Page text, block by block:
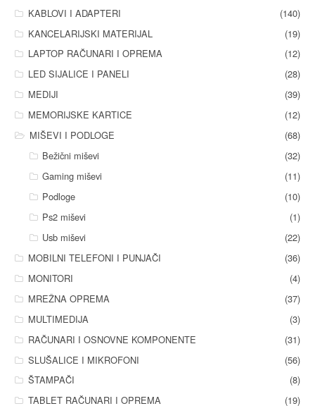
KABLOVI I ADAPTERI
(140)
KANCELARIJSKI MATERIJAL
(19)
LAPTOP RAČUNARI I OPREMA
(12)
LED SIJALICE I PANELI
(28)
MEDIJI
(39)
MEMORIJSKE KARTICE
(12)
MIŠEVI I PODLOGE
(68)
Bežični miševi
(32)
Gaming miševi
(11)
Podloge
(10)
Ps2 miševi
(1)
Usb miševi
(22)
MOBILNI TELEFONI I PUNJAČI
(36)
MONITORI
(4)
MREŽNA OPREMA
(37)
MULTIMEDIJA
(3)
RAČUNARI I OSNOVNE KOMPONENTE
(31)
SLUŠALICE I MIKROFONI
(56)
ŠTAMPAČI
(8)
TABLET RAČUNARI I OPREMA
(19)